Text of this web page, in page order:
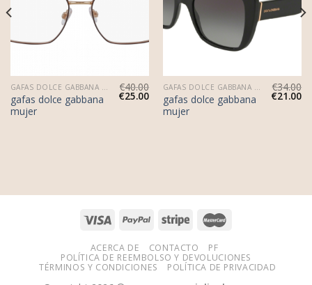
GAFAS DOLCE GABBANA MUJER
gafas dolce gabbana
mujer
€40.00
€25.00
GAFAS DOLCE GABBANA MUJER
gafas dolce gabbana
mujer
€34.00
€21.00
ACERCA DE CONTACTO
PF
POLÍTICA DE REEMBOLSO Y DEVOLUCIONES
TÉRMINOS Y CONDICIONES
POLÍTICA DE PRIVACIDAD